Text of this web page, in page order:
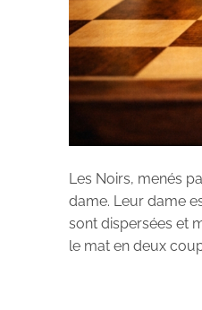
Les Noirs, menés
dame. Leur dame
sont dispersées et
le mat en deux